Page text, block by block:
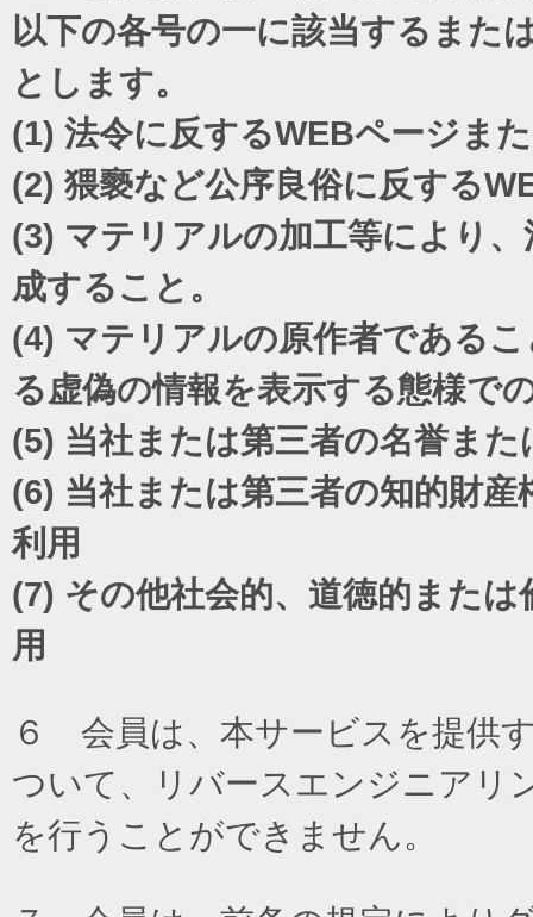
以下の各号の一に該当するまた
とします。
(1) 法令に反するWEBページま
(2) 猥褻など公序良俗に反する
(3) マテリアルの加工等により
成すること。
(4) マテリアルの原作者である
る虚偽の情報を表示する態様で
(5) 当社または第三者の名誉ま
(6) 当社または第三者の知的財
利用
(7) その他社会的、道徳的また
用
６ 会員は、本サービスを提供
ついて、リバースエンジニアリ
を行うことができません。